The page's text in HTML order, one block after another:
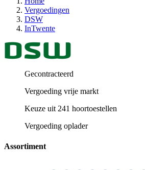
Vergoedingen
DSW
InTwente
Gecontracteerd
Vergoeding vrije markt
Keuze uit 241 hoortoestellen
Vergoeding oplader
Assortiment